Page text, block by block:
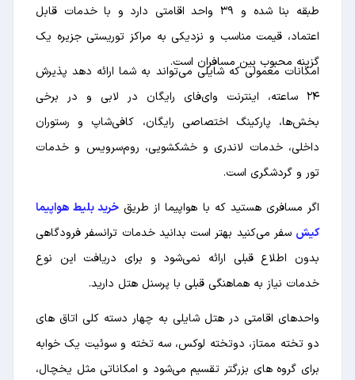
طبقه بنا شده و ۳۹ واحد اقامتی دارد و با خدمات قابل
اعتماد، قیمت مناسب و نزدیکی به مراکز توریستی جزیره یک
گزینه محبوب بین مسافران است.
امکانات معمولی که شایلی می‌تواند به شما ارائه دهد پذیرش
۲۴ ساعته، اینترنت وای‌فای رایگان در لابی و در برخی
بخش‌ها، پارکینگ اختصاصی رایگان، کافی‌شاپ و رستوران
داخلی، خدمات لاندری و خشکشویی، روم‌سرویس و خدمات
تور و گردشگری است.
اگر مسافری هستید که با هواپیما از طریق خرید بلیط هواپیما
کیش سفر می‌کنید بهتر است بدانید خدمات ترانسفر فرودگاهی
بدون اطلاع قبلی ارائه نمی‌شود و برای دریافت این نوع
خدمات نیاز به هماهنگی قبلی با پرسنل هتل دارید.
واحدهای اقامتی در هتل شایلی به چهار دسته کلی اتاق های
دو تخته ممتاز، دوتخته لوکس، سه تخته و سوئیت یک خوابه
برای گروه های بزرگتر تقسیم می‌شود و امکاناتی مثل یخچال،